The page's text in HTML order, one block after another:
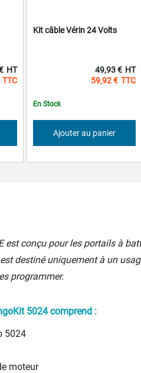
est conçu pour les portails à
destiné uniquement à un
programmer.
5024 comprend :
5024
moteur
Kit câble Vérin 24 Volts
En Stock
59,92 €
49,93 €
Ajouter au panier